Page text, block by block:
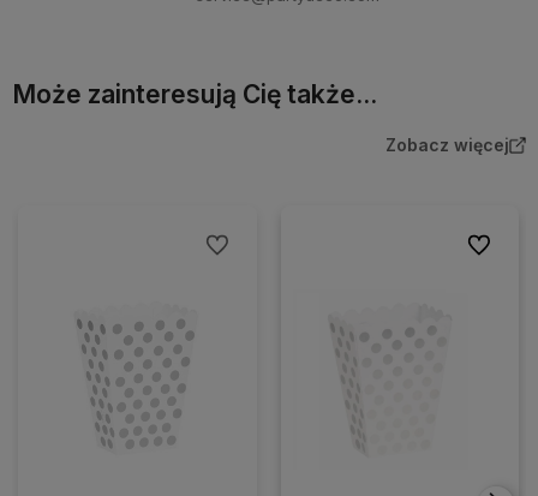
Może zainteresują Cię także...
Zobacz więcej
Do ulubionych Do